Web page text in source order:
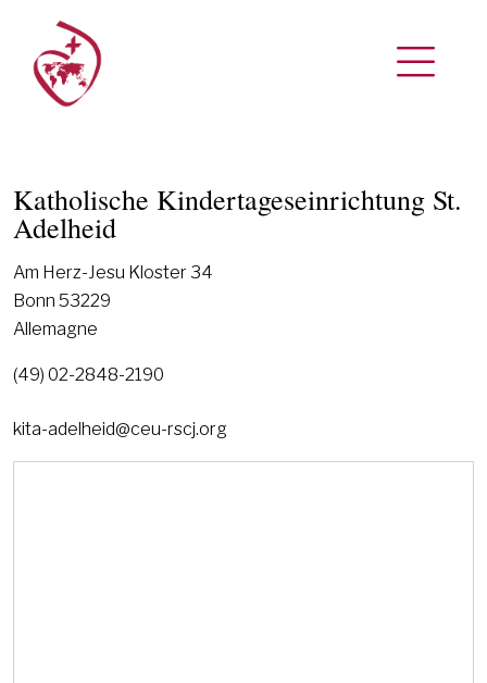
Katholische Kindertageseinrichtung St.
Adelheid
Am Herz-Jesu Kloster 34
Bonn 53229
Allemagne
(49) 02-2848-2190
kita-adelheid@ceu-rscj.org